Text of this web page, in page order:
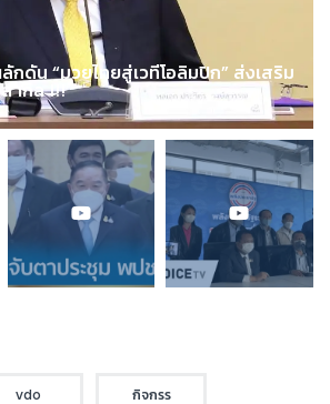
กดัน “มวยไทยสู่เวทีโอลิมปิก” ส่งเสริม
ากล !!!
vdo กิจกรร